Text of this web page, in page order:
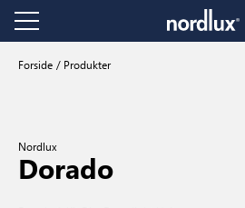
Forside Produkter
Nordlux
Dorado